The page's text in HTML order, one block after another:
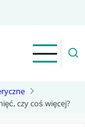
czy coś więcej?